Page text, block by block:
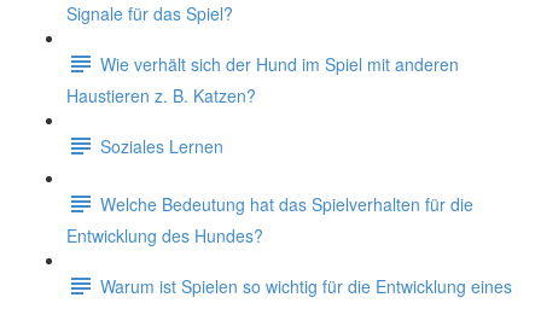
Signale für das Spiel?
Wie verhält sich der Hund im Spiel mit anderen
Haustieren z. B. Katzen?
Soziales Lernen
Welche Bedeutung hat das Spielverhalten für die
Entwicklung des Hundes?
Warum ist Spielen so wichtig für die Entwicklung eines